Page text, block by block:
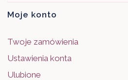
Moje konto
Twoje zamówienia
Ustawienia konta
Ulubione